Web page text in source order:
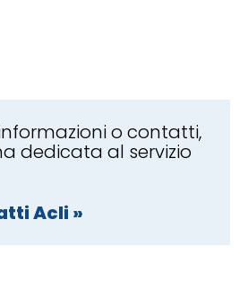
o contatti,
dedicata al servizio
Acli »